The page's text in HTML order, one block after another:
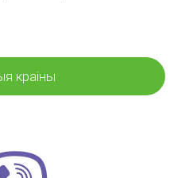
краіны